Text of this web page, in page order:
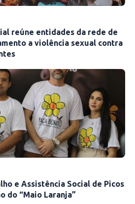
reúne entidades da rede de
a violência sexual contra
e Assistência Social de Picos
do “Maio Laranja”